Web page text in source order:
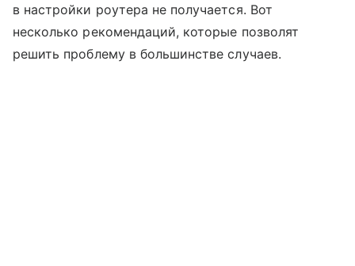
в настройки роутера не получается. Вот
несколько рекомендаций, которые позволят
решить проблему в большинстве случаев.